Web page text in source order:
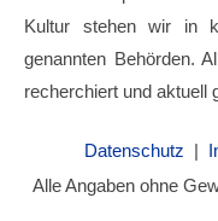
Kultur stehen wir in
genannten Behörden.
recherchiert und aktuell
Datenschutz |
Alle Angaben ohne